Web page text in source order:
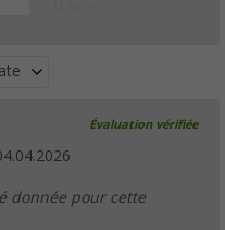
Évaluation vérifiée
donnée pour cette